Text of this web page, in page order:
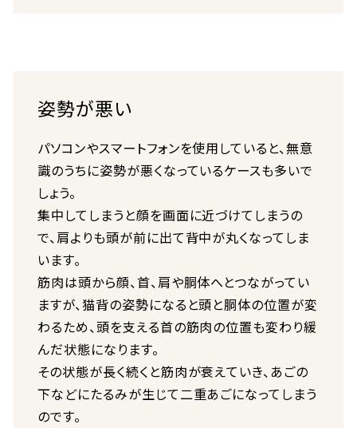
姿勢が悪い
パソコンやスマートフォンを使用していると、無意
識のうちに姿勢が悪くなっているケースも多いで
しょう。
集中してしまうと顔を画面に近づけてしまうの
で、肩よりも頭が前に出て背中が丸くなってしま
います。
筋肉は頭から顔、首、肩や胴体へとつながってい
ますが、猫背の姿勢になると頭と胴体の位置が変
わるため、頭を支える首の筋肉の位置も変わり緩
んだ状態になります。
その状態が長く続くと筋肉が衰えていき、あごの
下などにたるみが生じて二重あごになってしまう
のです。